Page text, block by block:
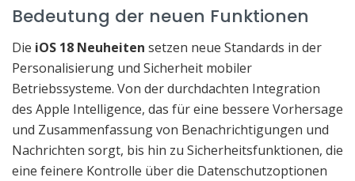
Bedeutung der neuen Funktionen
Die iOS 18 Neuheiten setzen neue Standards in der
Personalisierung und Sicherheit mobiler
Betriebssysteme. Von der durchdachten Integration
des Apple Intelligence, das für eine bessere Vorhersage
und Zusammenfassung von Benachrichtigungen und
Nachrichten sorgt, bis hin zu Sicherheitsfunktionen, die
eine feinere Kontrolle über die Datenschutzoptionen